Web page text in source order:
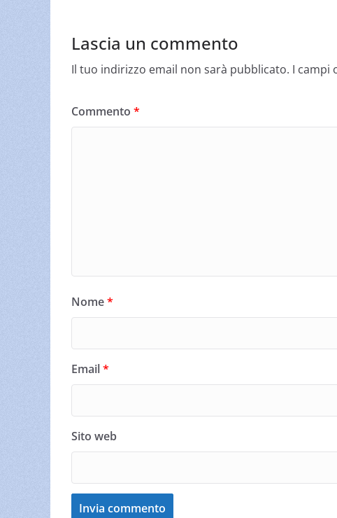
Lascia un commento
Il tuo indirizzo email non sarà pubblicato. I campi
Commento *
Nome*
Email*
Sito web